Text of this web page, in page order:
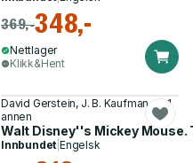
369,-348,-
Nettlager
Klikk&Hent
David Gerstein, J. B. Kaufman og 1
annen
Walt Disney''s Mickey Mouse.
Innbundet |Engelsk